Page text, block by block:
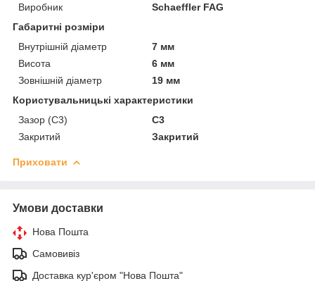
Виробник
Schaeffler FAG
Габаритні розміри
Внутрішній діаметр
7 мм
Висота
6 мм
Зовнішній діаметр
19 мм
Користувальницькі характеристики
Зазор (С3)
C3
Закритий
Закритий
Приховати
Умови доставки
Нова Пошта
Самовивіз
Доставка кур'єром "Нова Пошта"